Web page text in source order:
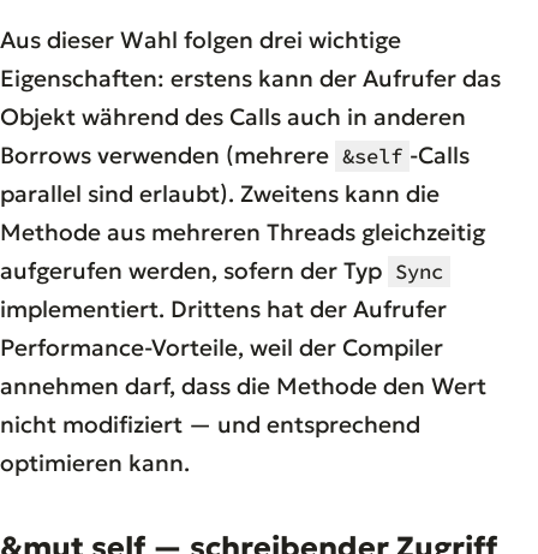
Aus dieser Wahl folgen drei wichtige
Eigenschaften: erstens kann der Aufrufer das
Objekt während des Calls auch in anderen
Borrows verwenden (mehrere &self -Calls
parallel sind erlaubt). Zweitens kann die
Methode aus mehreren Threads gleichzeitig
aufgerufen werden, sofern der Typ Sync
implementiert. Drittens hat der Aufrufer
Performance-Vorteile, weil der Compiler
annehmen darf, dass die Methode den Wert
nicht modifiziert — und entsprechend
optimieren kann.